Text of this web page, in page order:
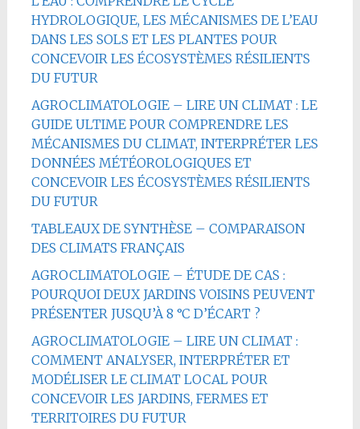
HYDROLOGIQUE, LES MÉCANISMES DE L’EAU
DANS LES SOLS ET LES PLANTES POUR
CONCEVOIR LES ÉCOSYSTÈMES RÉSILIENTS
DU FUTUR
AGROCLIMATOLOGIE – LIRE UN CLIMAT : LE
GUIDE ULTIME POUR COMPRENDRE LES
MÉCANISMES DU CLIMAT, INTERPRÉTER LES
DONNÉES MÉTÉOROLOGIQUES ET
CONCEVOIR LES ÉCOSYSTÈMES RÉSILIENTS
DU FUTUR
TABLEAUX DE SYNTHÈSE – COMPARAISON
DES CLIMATS FRANÇAIS
AGROCLIMATOLOGIE – ÉTUDE DE CAS :
POURQUOI DEUX JARDINS VOISINS PEUVENT
PRÉSENTER JUSQU’À 8 °C D’ÉCART ?
AGROCLIMATOLOGIE – LIRE UN CLIMAT :
COMMENT ANALYSER, INTERPRÉTER ET
MODÉLISER LE CLIMAT LOCAL POUR
CONCEVOIR LES JARDINS, FERMES ET
TERRITOIRES DU FUTUR